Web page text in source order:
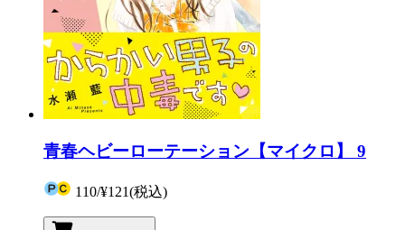
青春ヘビーローテーション【マイクロ】 9
110/¥121(税込)